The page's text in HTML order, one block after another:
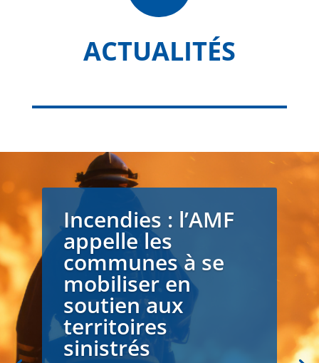
ACTUALITÉS
Incendies : l’AMF
appelle les
communes à se
mobiliser en
soutien aux
territoires
sinistrés